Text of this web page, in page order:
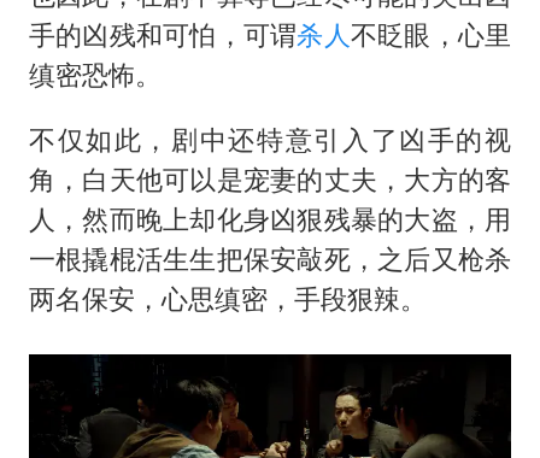
手的凶残和可怕，可谓杀人不眨眼，心里
缜密恐怖。
不仅如此，剧中还特意引入了凶手的视
角，白天他可以是宠妻的丈夫，大方的客
人，然而晚上却化身凶狠残暴的大盗，用
一根撬棍活生生把保安敲死，之后又枪杀
两名保安，心思缜密，手段狠辣。